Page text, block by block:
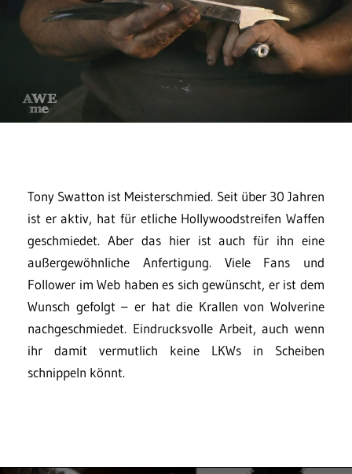
Tony Swatton ist Meisterschmied. Seit über 30 Jahren
ist er aktiv, hat für etliche Hollywoodstreifen Waffen
geschmiedet. Aber das hier ist auch für ihn eine
außergewöhnliche Anfertigung. Viele Fans und
Follower im Web haben es sich gewünscht, er ist dem
Wunsch gefolgt – er hat die Krallen von Wolverine
nachgeschmiedet. Eindrucksvolle Arbeit, auch wenn
ihr damit vermutlich keine LKWs in Scheiben
schnippeln könnt.